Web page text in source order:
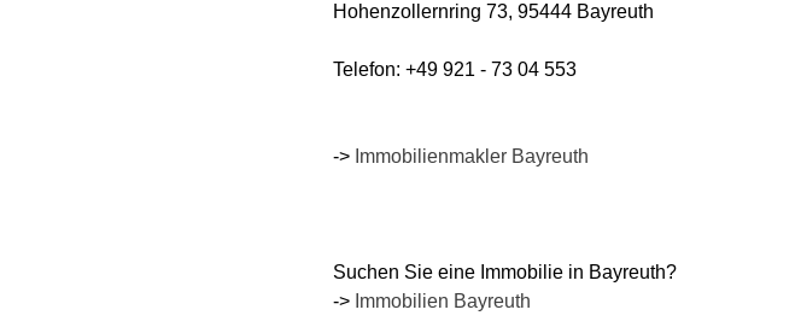
Hohenzollernring 73, 95444 Bayreuth
Telefon: +49 921 - 73 04 553
-> Immobilienmakler Bayreuth
Suchen Sie eine Immobilie in Bayreuth?
-> Immobilien Bayreuth